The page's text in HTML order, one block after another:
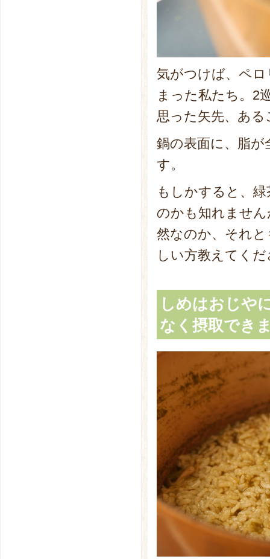
気がつけば、ペ
まった私たち。2
思った矢先、あ
鍋の表面に、脂
す。
もしかすると、
のかも知れませ
然なのか、それ
しい方教えてく
しめはおじや
なく摂取でき